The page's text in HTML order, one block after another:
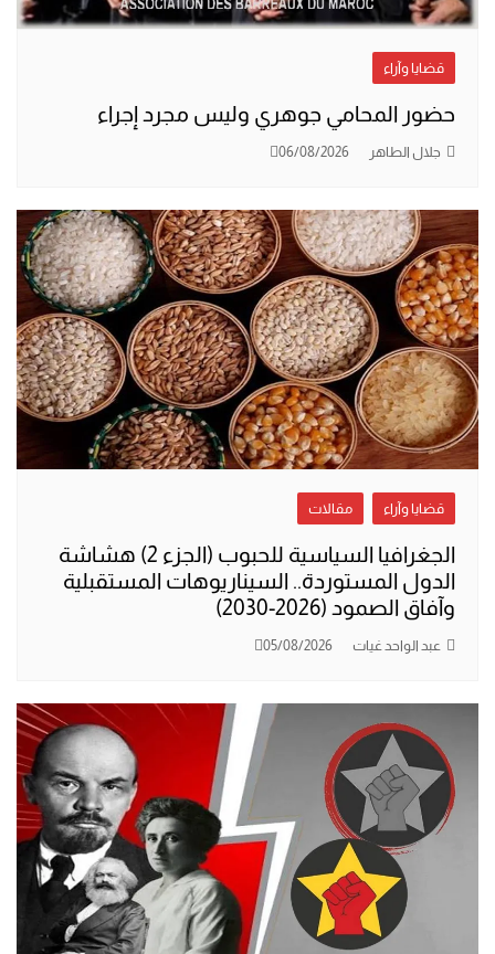
قضايا وآراء
حضور المحامي جوهري وليس مجرد إجراء
جلال الطاهر 06/08/2026
قضايا وآراء مقالات
الجغرافيا السياسية للحبوب (الجزء 2) هشاشة
الدول المستوردة.. السيناريوهات المستقبلية
وآفاق الصمود (2026-2030)
عبد الواحد غيات 05/08/2026